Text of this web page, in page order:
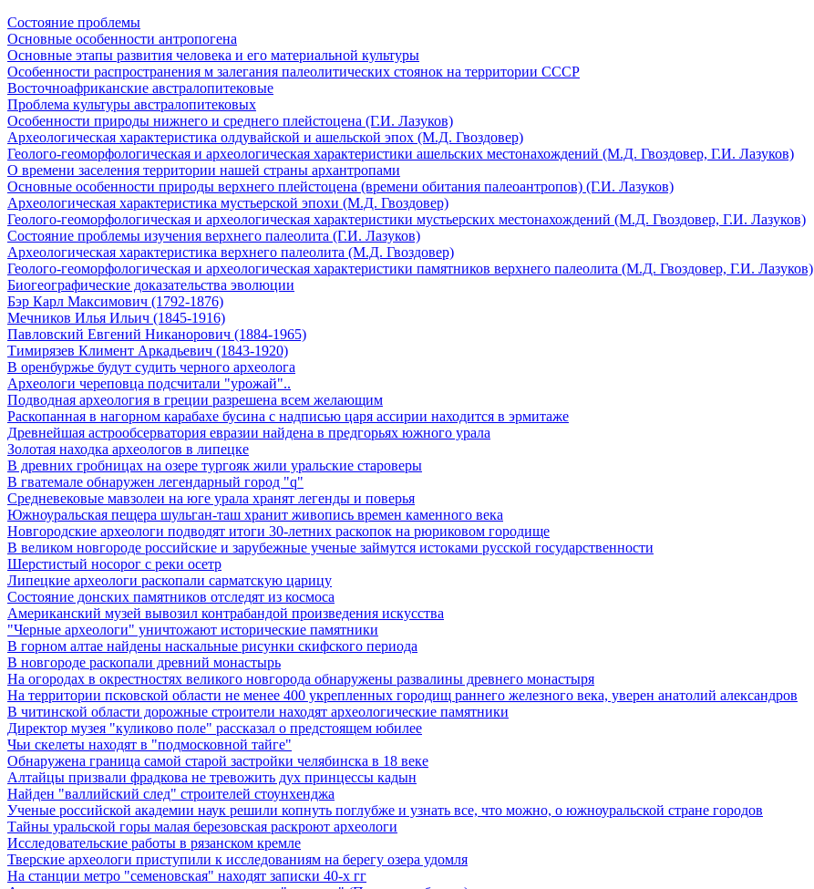
Состояние проблемы
Основные особенности антропогена
Основные этапы развития человека и его материальной культуры
Особенности распространения м залегания палеолитических стоянок на территории СССР
Восточноафриканские австралопитековые
Проблема культуры австралопитековых
Особенности природы нижнего и среднего плейстоцена (Г.И. Лазуков)
Археологическая характеристика олдувайской и ашельской эпох (М.Д. Гвоздовер)
Геолого-геоморфологическая и археологическая характеристики ашельских местонахождений (М.Д. Гвоздовер, Г.И. Лазуков)
О времени заселения территории нашей страны архантропами
Основные особенности природы верхнего плейстоцена (времени обитания палеоантропов) (Г.И. Лазуков)
Археологическая характеристика мустьерской эпохи (М.Д. Гвоздовер)
Геолого-геоморфологическая и археологическая характеристики мустьерских местонахождений (М.Д. Гвоздовер, Г.И. Лазуков)
Состояние проблемы изучения верхнего палеолита (Г.И. Лазуков)
Археологическая характеристика верхнего палеолита (М.Д. Гвоздовер)
Геолого-геоморфологическая и археологическая характеристики памятников верхнего палеолита (М.Д. Гвоздовер, Г.И. Лазуков)
Биогеографические доказательства эволюции
Бэр Карл Максимович (1792-1876)
Мечников Илья Ильич (1845-1916)
Павловский Евгений Никанорович (1884-1965)
Тимирязев Климент Аркадьевич (1843-1920)
В оренбуржье будут судить черного археолога
Археологи череповца подсчитали "урожай"..
Подводная археология в греции разрешена всем желающим
Раскопанная в нагорном карабахе бусина с надписью царя ассирии находится в эрмитаже
Древнейшая астрообсерватория евразии найдена в предгорьях южного урала
Золотая находка археологов в липецке
В древних гробницах на озере тургояк жили уральские староверы
В гватемале обнаружен легендарный город "q"
Средневековые мавзолеи на юге урала хранят легенды и поверья
Южноуральская пещера шульган-таш хранит живопись времен каменного века
Новгородские археологи подводят итоги 30-летних раскопок на рюриковом городище
В великом новгороде российские и зарубежные ученые займутся истоками русской государственности
Шерстистый носорог с реки осетр
Липецкие археологи раскопали сарматскую царицу
Состояние донских памятников отследят из космоса
Американский музей вывозил контрабандой произведения искусства
"Черные археологи" уничтожают исторические памятники
В горном алтае найдены наскальные рисунки скифского периода
В новгороде раскопали древний монастырь
На огородах в окрестностях великого новгорода обнаружены развалины древнего монастыря
На территории псковской области не менее 400 укрепленных городищ раннего железного века, уверен анатолий александров
В читинской области дорожные строители находят археологические памятники
Директор музея "куликово поле" рассказал о предстоящем юбилее
Чьи скелеты находят в "подмосковной тайге"
Обнаружена граница самой старой застройки челябинска в 18 веке
Алтайцы призвали фрадкова не тревожить дух принцессы кадын
Найден "валлийский след" строителей стоунхенджа
Ученые российской академии наук решили копнуть поглубже и узнать все, что можно, о южноуральской стране городов
Тайны уральской горы малая березовская раскроют археологи
Исследовательские работы в рязанском кремле
Тверские археологи приступили к исследованиям на берегу озера удомля
На станции метро "семеновская" находят записки 40-х гг